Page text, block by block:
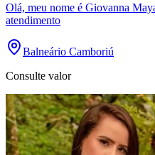
Olá, meu nome é Giovanna
atendimento
Balneário Camboriú
Consulte valor